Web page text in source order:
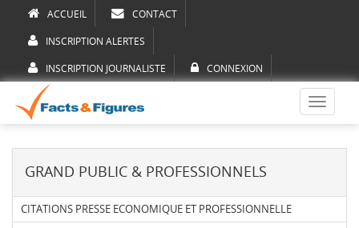
ACCUEIL CONTACT
INSCRIPTION ALERTES
INSCRIPTION JOURNALISTE CONNEXION
Toggle
GRAND PUBLIC & PROFESSIONNELS
CITATIONS PRESSE ECONOMIQUE ET PROFESSIONNELLE